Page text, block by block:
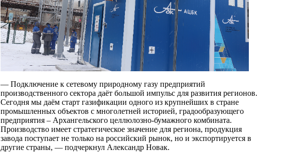
— Подключение к сетевому природному газу предприятий
производственного сектора даёт большой импульс для развития регионов.
Сегодня мы даём старт газификации одного из крупнейших в стране
промышленных объектов с многолетней историей, градообразующего
предприятия – Архангельского целлюлозно-бумажного комбината.
Производство имеет стратегическое значение для региона, продукция
завода поступает не только на российский рынок, но и экспортируется в
другие страны, — подчеркнул Александр Новак.